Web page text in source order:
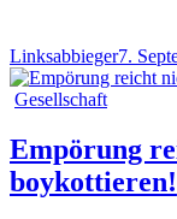
Linksabbieger7.
Gesellschaft
Empörung
boykottieren!